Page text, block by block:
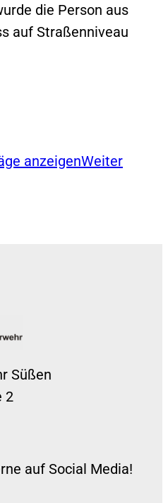
die Person aus
auf Straßenniveau
anzeigenWeiter
Süßen
2
auf Social Media!